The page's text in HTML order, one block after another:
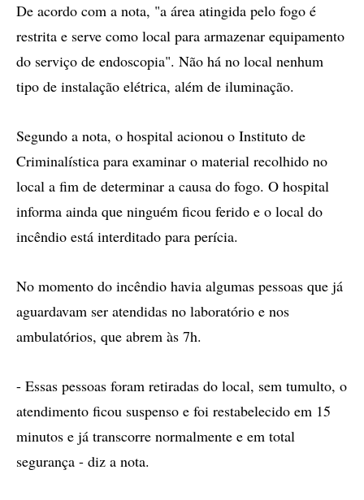
De acordo com a nota, "a área atingida pelo fogo é
restrita e serve como local para armazenar equipamento
do serviço de endoscopia". Não há no local nenhum
tipo de instalação elétrica, além de iluminação.
Segundo a nota, o hospital acionou o Instituto de
Criminalística para examinar o material recolhido no
local a fim de determinar a causa do fogo. O hospital
informa ainda que ninguém ficou ferido e o local do
incêndio está interditado para perícia.
No momento do incêndio havia algumas pessoas que já
aguardavam ser atendidas no laboratório e nos
ambulatórios, que abrem às 7h.
- Essas pessoas foram retiradas do local, sem tumulto, o
atendimento ficou suspenso e foi restabelecido em 15
minutos e já transcorre normalmente e em total
segurança - diz a nota.